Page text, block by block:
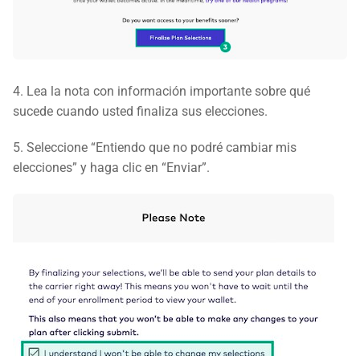
4. Lea la nota con información importante sobre qué
sucede cuando usted finaliza sus elecciones.
5. Seleccione “Entiendo que no podré cambiar mis
elecciones” y haga clic en “Enviar”.